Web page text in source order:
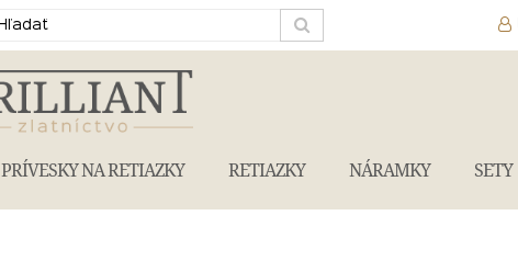
PRÍVESKY NA RETIAZKY RETIAZKY NÁRAMKY SETY